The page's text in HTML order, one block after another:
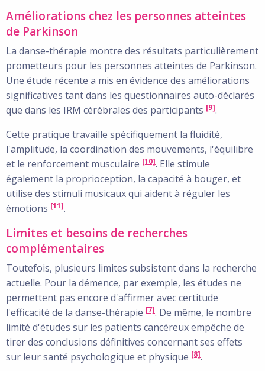
Améliorations chez les personnes atteintes
de Parkinson
La danse-thérapie montre des résultats particulièrement
prometteurs pour les personnes atteintes de Parkinson.
Une étude récente a mis en évidence des améliorations
significatives tant dans les questionnaires auto-déclarés
que dans les IRM cérébrales des participants [9].
Cette pratique travaille spécifiquement la fluidité,
l'amplitude, la coordination des mouvements, l'équilibre
et le renforcement musculaire [10]. Elle stimule
également la proprioception, la capacité à bouger, et
utilise des stimuli musicaux qui aident à réguler les
émotions [11].
Limites et besoins de recherches
complémentaires
Toutefois, plusieurs limites subsistent dans la recherche
actuelle. Pour la démence, par exemple, les études ne
permettent pas encore d'affirmer avec certitude
l'efficacité de la danse-thérapie [7]. De même, le nombre
limité d'études sur les patients cancéreux empêche de
tirer des conclusions définitives concernant ses effets
sur leur santé psychologique et physique [8].